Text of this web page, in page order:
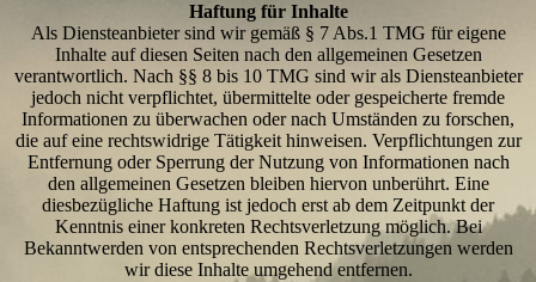
Haftung für Inhalte
​Als Diensteanbieter sind wir gemäß § 7 Abs.1 TMG für eigene
Inhalte auf diesen Seiten nach den allgemeinen Gesetzen
verantwortlich. Nach §§ 8 bis 10 TMG sind wir als Diensteanbieter
jedoch nicht verpflichtet, übermittelte oder gespeicherte fremde
Informationen zu überwachen oder nach Umständen zu forschen,
die auf eine rechtswidrige Tätigkeit hinweisen. Verpflichtungen zur
Entfernung oder Sperrung der Nutzung von Informationen nach
den allgemeinen Gesetzen bleiben hiervon unberührt. Eine
diesbezügliche Haftung ist jedoch erst ab dem Zeitpunkt der
Kenntnis einer konkreten Rechtsverletzung möglich. Bei
Bekanntwerden von entsprechenden Rechtsverletzungen werden
wir diese Inhalte umgehend entfernen.